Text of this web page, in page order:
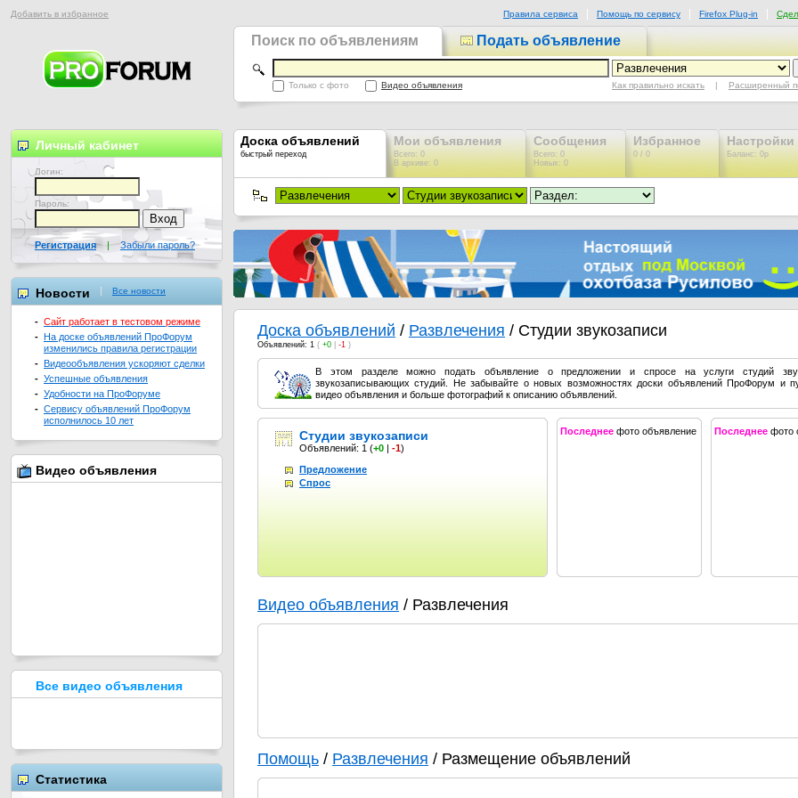
Добавить в избранное Правила сервиса Помощь по сервису Firefox Plug-in
Поиск по объявлениям Подать объявление
Только с фото Видео объявления Как правильно искать | Расширенный
Доска объявлений
быстрый переход
Мои объявления
Всего: 0
В архиве: 0
Сообщения
Всего: 0
Новых: 0
Избранное
0 / 0
Настройки
Баланс: 0р
Доска объявлений / Развлечения / Студии звукозаписи
Объявлений: 1 ( +0 -1 )
В этом разделе можно подать объявление о предложении и спросе на услуги студий
звукозаписывающих студий. Не забывайте о новых возможностях доски объявлений ПроФорум и
видео объявления и больше фотографий к описанию объявлений.
Студии звукозаписи
Объявлений: 1 (+0 | -1)
Предложение
Спрос
Последнее фото объявление Последнее фото
Видео объявления / Развлечения
Помощь / Развлечения / Размещение объявлений
Личный кабинет
Логин:
Пароль:
Регистрация | Забыли пароль?
Новости Все новости
- Сайт работает в тестовом режиме
- На доске объявлений ПроФорум
изменились правила регистрации
- Видеообъявления ускоряют сделки
- Успешные объявления
- Удобности на ПроФоруме
- Сервису объявлений ПроФорум
исполнилось 10 лет
Видео объявления
Все видео объявления
Статистика